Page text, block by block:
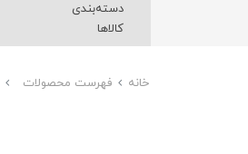
دسته‌بندی
کالاها
خانه فهرست محصولات